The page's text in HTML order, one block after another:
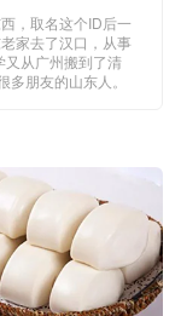
，取名这个ID后一
家去了汉口，从事
从广州搬到了清
朋友的山东人。